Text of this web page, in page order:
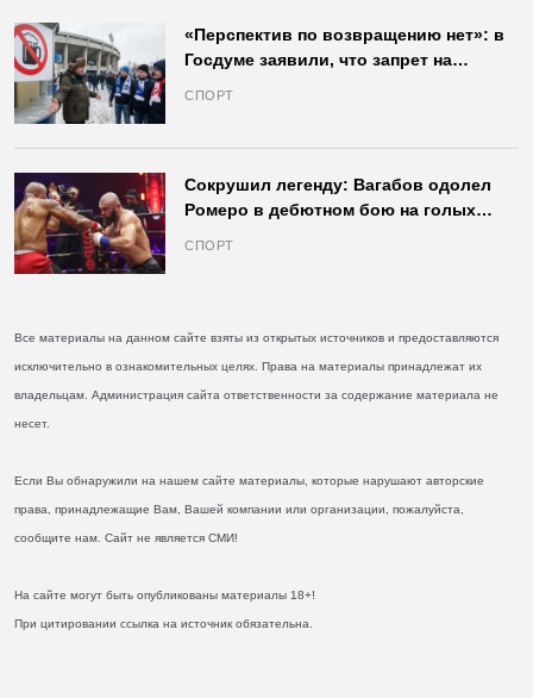
«Перспектив по возвращению нет»: в
Госдуме заявили, что запрет на
СПОРТ
Сокрушил легенду: Вагабов одолел
Ромеро в дебютном бою на голых
СПОРТ
Все материалы на данном сайте взяты из открытых источников и предоставляются
исключительно в ознакомительных целях. Права на материалы принадлежат их
владельцам. Администрация сайта ответственности за содержание материала не
несет.
Если Вы обнаружили на нашем сайте материалы, которые нарушают авторские
права, принадлежащие Вам, Вашей компании или организации, пожалуйста,
сообщите нам. Сайт не является СМИ!
На сайте могут быть опубликованы материалы 18+!
При цитировании ссылка на источник обязательна.